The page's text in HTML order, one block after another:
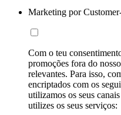
Marketing por
Com o teu
promoções fora do
relevantes. Para isso,
encriptados com os
utilizamos os seus
utilizes os seus serviços: